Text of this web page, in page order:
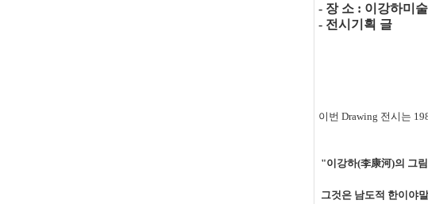
- 장 소 : 이강하미
- 전시기획 글
이번 Drawing 전시는
"이강하(李康河)의 그
그것은 남도적 한이야